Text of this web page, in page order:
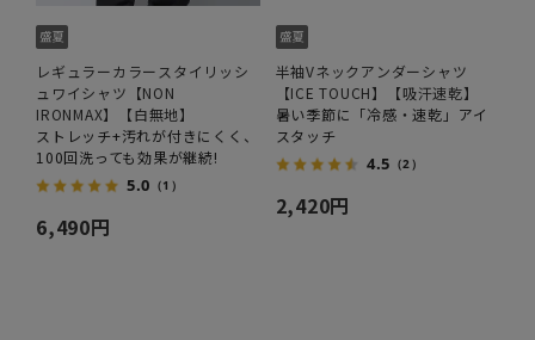
レギュラーカラースタイリッシ
ュワイシャツ【NON
IRONMAX】【白無地】
ストレッチ+汚れが付きにくく、
100回洗っても効果が継続!
5.0 （1）
6,490円
半袖Vネックアンダーシャツ
【ICE TOUCH】【吸汗速乾】
暑い季節に「冷感・速乾」アイ
スタッチ
4.5 （2）
2,420円